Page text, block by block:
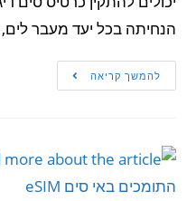
הנחיתה בכל יעד מעבר
להמשך קריאה